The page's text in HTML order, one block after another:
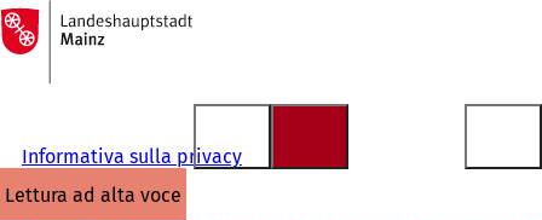
Vai al contenuto
Alla
pagina
iniziale
Informativa sulla privacy
lettura ad alta voce